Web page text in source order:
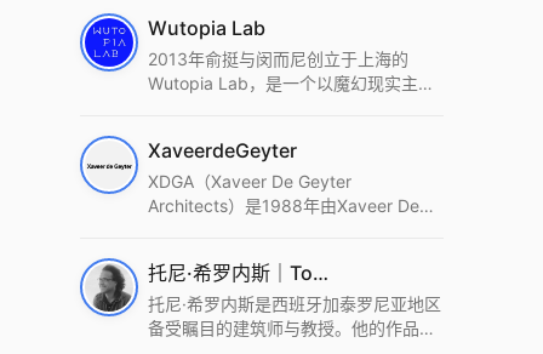
Wutopia Lab
2013年俞挺与闵而尼创立于上海的
Wutopia Lab，是一个以魔幻现实主
统这种新的思维范式为基础，以上海性
和生活性为介入设计的原点，以建筑为
工具，从而推动建筑学和社会学进步。
2022 DFA中获Merit,2021 Architizer
A+ Firm Awards中获Special
Mention：Best Young Firm，2020 IF
XaveerdeGeyter
XDGA（Xaveer De Geyter
Architects）是1988年由Xaveer De
进的设计方法、多元的专业团队和国际
化的作品著称，曾获密斯·凡·德罗奖、
Bigmat奖等多项重要奖项。XDGA主张
托尼·希罗内斯｜Toni Gironès
托尼·希罗内斯是西班牙加泰罗尼亚地区
备受瞩目的建筑师与教授。他的作品深